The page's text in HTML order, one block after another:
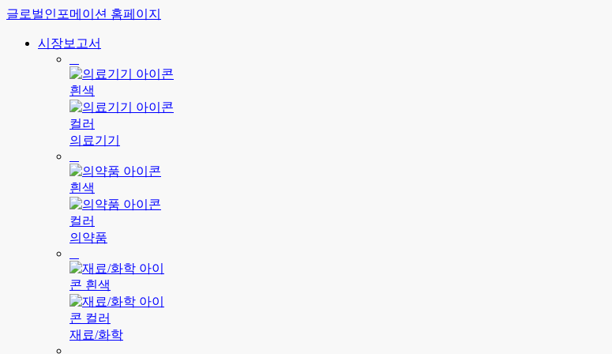
글로벌인포메이션 홈페이지
시장보고서
의료기기
의약품
재료/화학